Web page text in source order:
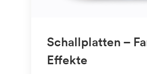
Schallplatten –
Effekte